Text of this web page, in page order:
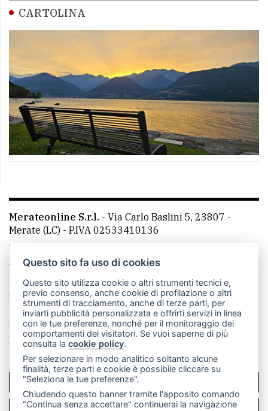
CARTOLINA
Merateonline S.r.l. - Via Carlo Baslini 5, 23807 -
Merate (LC) - P.IVA 02533410136
Telefono:
mail: redazione@leccoonline.com
La redazione
MerateOnline CasateOnline
RSS
Made by VIP
Privacy policy
Cookie policy
Rivedi le tue scelte sui cookie
SCRIVICI
PER LA TUA PUBBLICITÀ
Questo sito fa uso di cookies
Questo sito utilizza cookie o altri strumenti tecnici e,
previo consenso, anche cookie di profilazione o altri
strumenti di tracciamento, anche di terze parti, per
inviarti pubblicità personalizzata e offrirti servizi in linea
con le tue preferenze, nonché per il monitoraggio dei
comportamenti dei visitatori. Se vuoi saperne di più
consulta lacookie policy.
Per selezionare in modo analitico soltanto alcune
finalità, terze parti e cookie è possibile cliccare su
"Seleziona le tue preferenze".
Chiudendo questo banner tramite l'apposito comando
"Continua senza accettare" continuerai la navigazione